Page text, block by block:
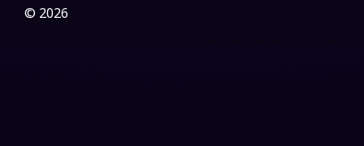
Gothic
© 2026